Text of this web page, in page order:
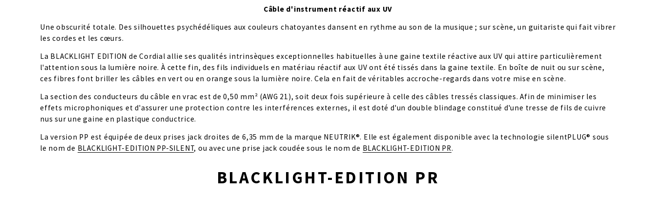
Câble d'instrument réactif aux UV
Une obscurité totale. Des silhouettes psychédéliques aux couleurs chatoyantes dansent en rythme au son de la musique ; sur scène, un guitariste qui fait vibrer
les cordes et les cœurs.
La BLACKLIGHT EDITION de Cordial allie ses qualités intrinsèques exceptionnelles habituelles à une gaine textile réactive aux UV qui attire particulièrement
l'attention sous la lumière noire. À cette fin, des fils individuels en matériau réactif aux UV ont été tissés dans la gaine textile. En boîte de nuit ou sur scène,
ces fibres font briller les câbles en vert ou en orange sous la lumière noire. Cela en fait de véritables accroche-regards dans votre mise en scène.
La section des conducteurs du câble en vrac est de 0,50 mm² (AWG 21), soit deux fois supérieure à celle des câbles tressés classiques. Afin de minimiser les
effets microphoniques et d'assurer une protection contre les interférences externes, il est doté d'un double blindage constitué d'une tresse de fils de cuivre
nus sur une gaine en plastique conductrice.
La version PP est équipée de deux prises jack droites de 6,35 mm de la marque NEUTRIK®. Elle est également disponible avec la technologie silentPLUG® sous
le nom de BLACKLIGHT-EDITION PP-SILENT, ou avec une prise jack coudée sous le nom de BLACKLIGHT-EDITION PR.
BLACKLIGHT-EDITION PR